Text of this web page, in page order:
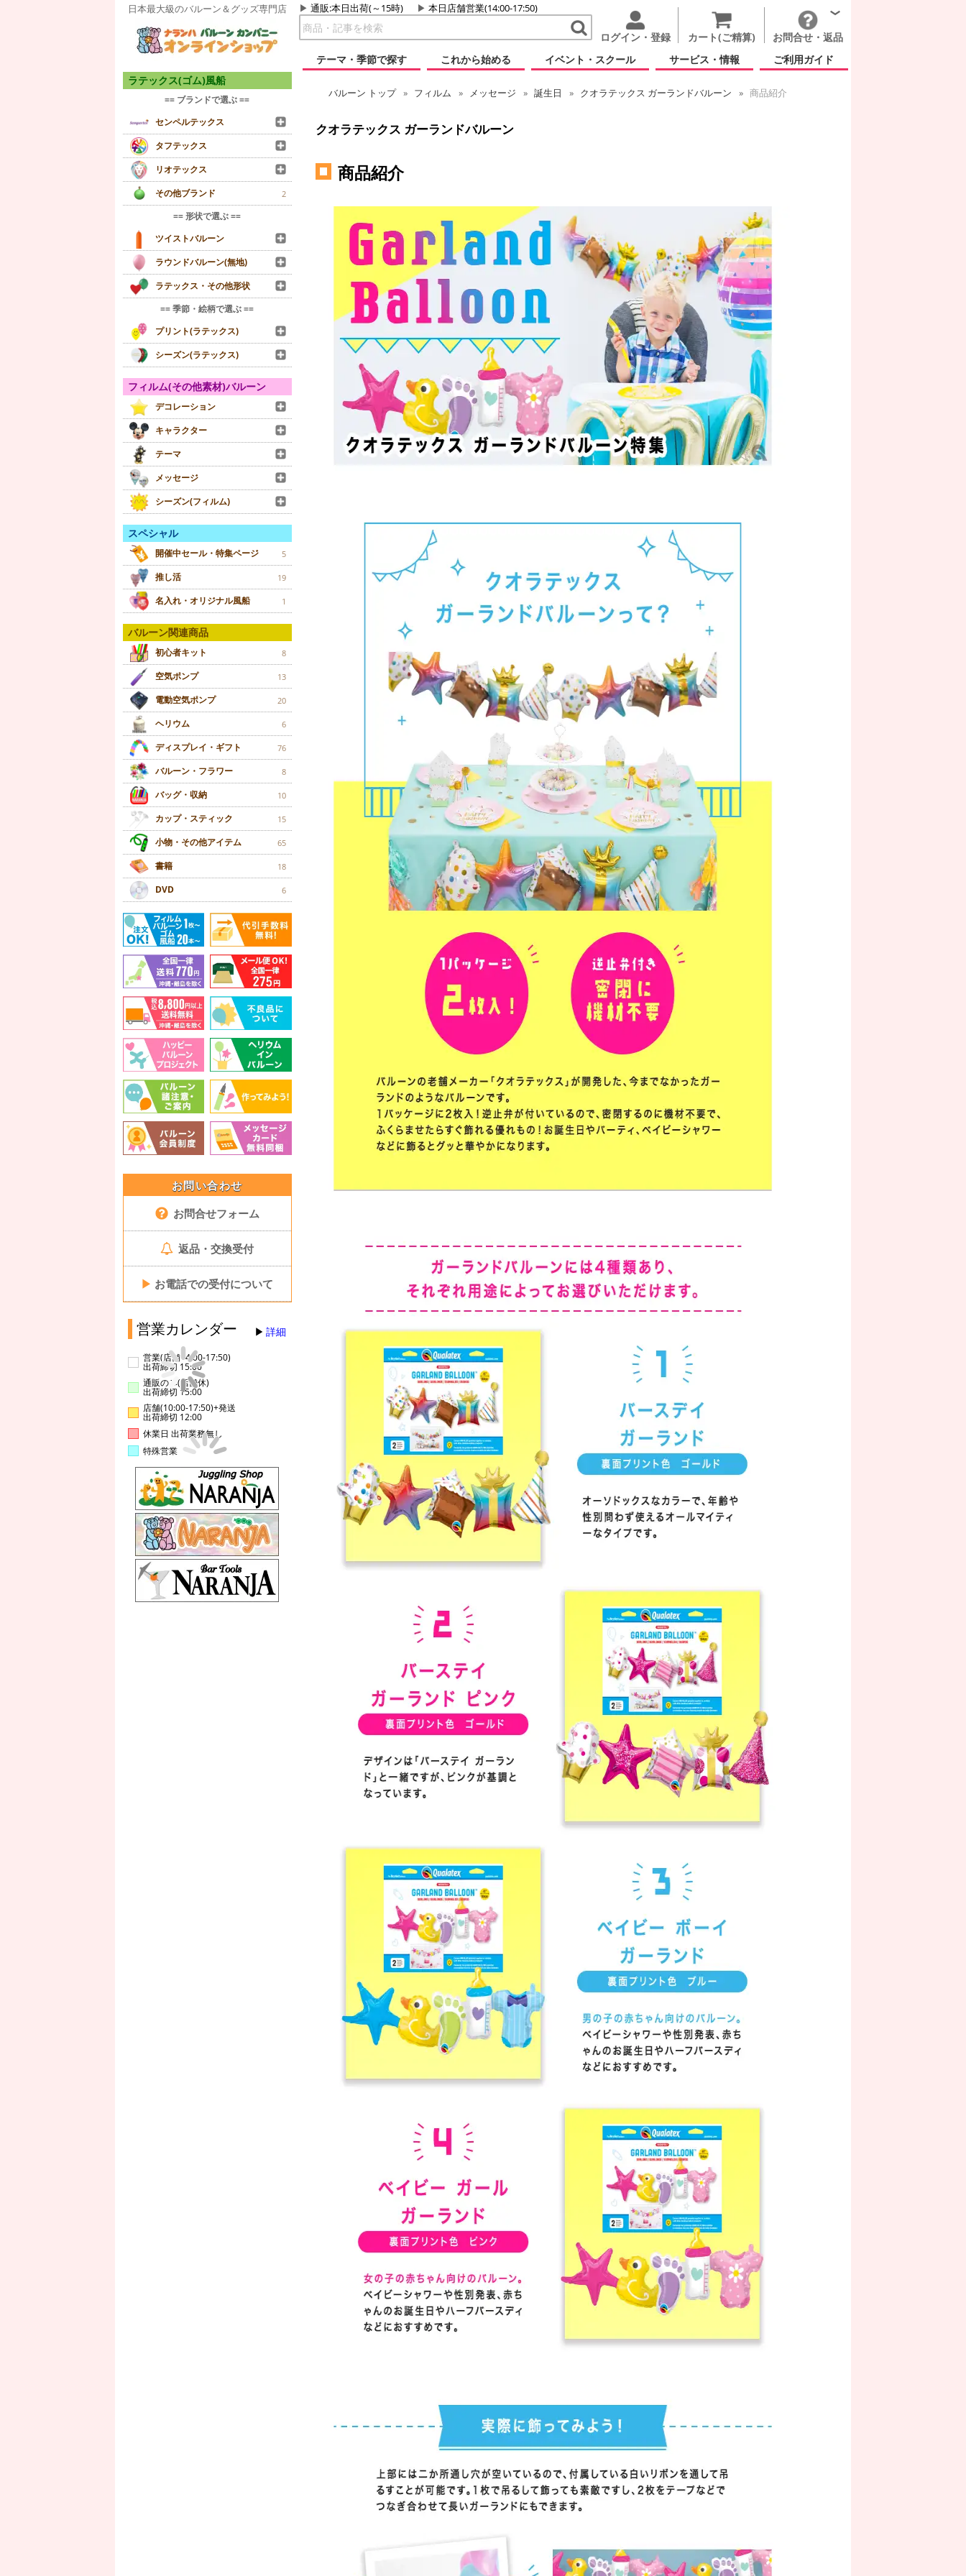
日本最大級のバルーン＆グッズ専門店 通販:本日出荷(～15時) 本日店舗営業(14:00-17:50)
ログイン・登録 カート(ご精算)
お問合せ・返品
テーマ・季節で探す
これから始める イベント・スクール サービス・情報 ご利用ガイド
ラテックス(ゴム)風船
== ブランドで選ぶ ==
センペルテックス
タフテックス
リオテックス
その他ブランド
2
== 形状で選ぶ ==
ツイストバルーン
ラウンドバルーン(無地)
ラテックス・その他形状
== 季節・絵柄で選ぶ ==
プリント(ラテックス)
シーズン(ラテックス)
フィルム(その他素材)バルーン
デコレーション
キャラクター
テーマ
メッセージ
シーズン(フィルム)
スペシャル
開催中セール・特集ページ 5
推し活 19
名入れ・オリジナル風船 1
バルーン関連商品
初心者キット 8
空気ポンプ 13
電動空気ポンプ 20
ヘリウム 6
ディスプレイ・ギフト 76
バルーン・フラワー 8
バッグ・収納 10
カップ・スティック 15
小物・その他アイテム 65
書籍 18
DVD 6
お問い合わせ
お問合せフォーム
返品・交換受付
▶ お電話での受付について
営業カレンダー 詳細
営業(店舗14:00-17:50)
出荷締切 15:00
通販のみ(店舗休)
出荷締切 15:00
店舗(10:00-17:50)+発送
出荷締切 12:00
休業日 出荷業務無し
特殊営業
バルーン トップ フィルム メッセージ 誕生日 クオラテックス ガーランドバルーン 商品紹介
クオラテックス ガーランドバルーン
商品紹介